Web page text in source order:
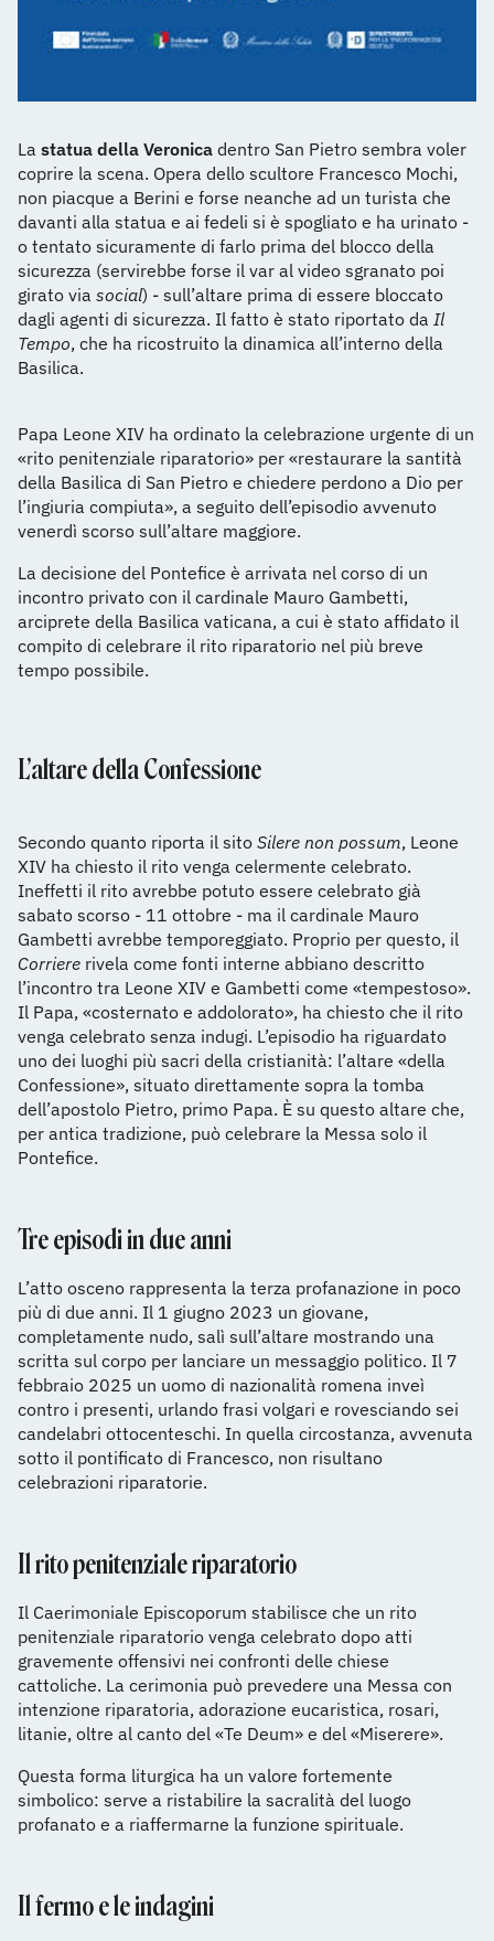
La statua della Veronica dentro San Pietro sembra voler
coprire la scena. Opera dello scultore Francesco Mochi,
non piacque a Berini e forse neanche ad un turista che
davanti alla statua e ai fedeli si è spogliato e ha urinato -
o tentato sicuramente di farlo prima del blocco della
sicurezza (servirebbe forse il var al video sgranato poi
girato via social) - sull’altare prima di essere bloccato
dagli agenti di sicurezza. Il fatto è stato riportato da Il
Tempo, che ha ricostruito la dinamica all’interno della
Basilica.
Papa Leone XIV ha ordinato la celebrazione urgente di un
«rito penitenziale riparatorio» per «restaurare la santità
della Basilica di San Pietro e chiedere perdono a Dio per
l’ingiuria compiuta», a seguito dell’episodio avvenuto
venerdì scorso sull’altare maggiore.
La decisione del Pontefice è arrivata nel corso di un
incontro privato con il cardinale Mauro Gambetti,
arciprete della Basilica vaticana, a cui è stato affidato il
compito di celebrare il rito riparatorio nel più breve
tempo possibile.
L’altare della Confessione
Secondo quanto riporta il sito Silere non possum, Leone
XIV ha chiesto il rito venga celermente celebrato.
Ineffetti il rito avrebbe potuto essere celebrato già
sabato scorso - 11 ottobre - ma il cardinale Mauro
Gambetti avrebbe temporeggiato. Proprio per questo, il
Corriere rivela come fonti interne abbiano descritto
l’incontro tra Leone XIV e Gambetti come «tempestoso».
Il Papa, «costernato e addolorato», ha chiesto che il rito
venga celebrato senza indugi. L’episodio ha riguardato
uno dei luoghi più sacri della cristianità: l’altare «della
Confessione», situato direttamente sopra la tomba
dell’apostolo Pietro, primo Papa. È su questo altare che,
per antica tradizione, può celebrare la Messa solo il
Pontefice.
Tre episodi in due anni
L’atto osceno rappresenta la terza profanazione in poco
più di due anni. Il 1 giugno 2023 un giovane,
completamente nudo, salì sull’altare mostrando una
scritta sul corpo per lanciare un messaggio politico. Il 7
febbraio 2025 un uomo di nazionalità romena inveì
contro i presenti, urlando frasi volgari e rovesciando sei
candelabri ottocenteschi. In quella circostanza, avvenuta
sotto il pontificato di Francesco, non risultano
celebrazioni riparatorie.
Il rito penitenziale riparatorio
Il Caerimoniale Episcoporum stabilisce che un rito
penitenziale riparatorio venga celebrato dopo atti
gravemente offensivi nei confronti delle chiese
cattoliche. La cerimonia può prevedere una Messa con
intenzione riparatoria, adorazione eucaristica, rosari,
litanie, oltre al canto del «Te Deum» e del «Miserere».
Questa forma liturgica ha un valore fortemente
simbolico: serve a ristabilire la sacralità del luogo
profanato e a riaffermarne la funzione spirituale.
Il fermo e le indagini